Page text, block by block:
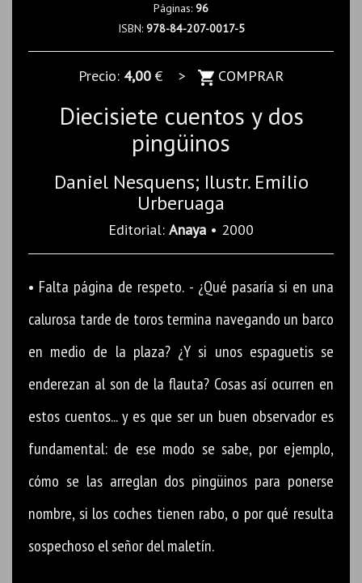
Páginas: 96
ISBN: 978-84-207-0017-5
Precio: 4,00€ > COMPRAR
Diecisiete cuentos y dos
pingüinos
Daniel Nesquens; Ilustr. Emilio
Urberuaga
Editorial: Anaya • 2000
• Falta página de respeto. - ¿Qué pasaría si en una
calurosa tarde de toros termina navegando un barco
en medio de la plaza? ¿Y si unos espaguetis se
enderezan al son de la flauta? Cosas así ocurren en
estos cuentos... y es que ser un buen observador es
fundamental: de ese modo se sabe, por ejemplo,
cómo se las arreglan dos pingüinos para ponerse
nombre, si los coches tienen rabo, o por qué resulta
sospechoso el señor del maletín.